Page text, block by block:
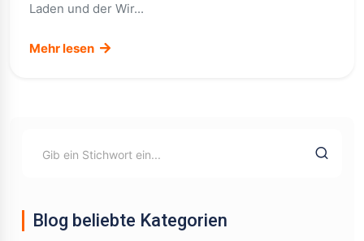
Laden und der Wir...
Mehr lesen
Blog beliebte Kategorien